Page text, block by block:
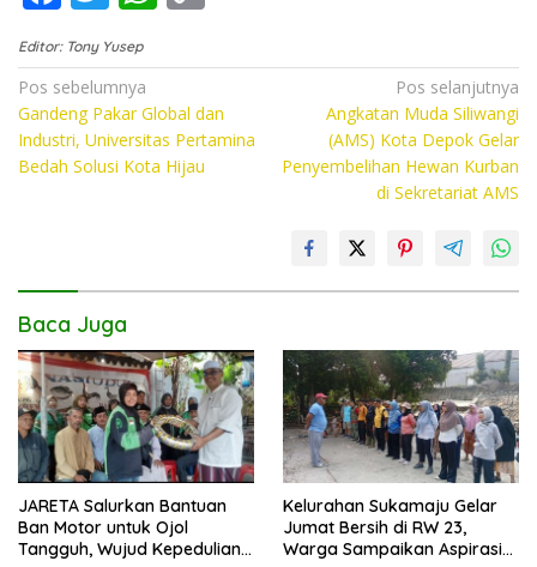
ac
e
b
o
o
w
itt
er
at
s
A
p
p
y
Li
Editor: Tony Yusep
Navigasi
pos
Pos sebelumnya
Gandeng Pakar Global dan
Industri, Universitas Pertamina
Bedah Solusi Kota Hijau
Pos selanjutnya
Angkatan Muda Siliwangi
(AMS) Kota Depok Gelar
Penyembelihan Hewan Kurban
di Sekretariat AMS
Baca Juga
JARETA Salurkan Bantuan
Ban Motor untuk Ojol
Tangguh, Wujud Kepedulian
Kelurahan Sukamaju Gelar
Jumat Bersih di RW 23,
Warga Sampaikan Aspirasi